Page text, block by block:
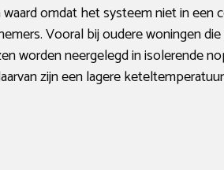
omdat het systeem niet in
Vooral bij oudere woningen
worden neergelegd in isolerende
zijn een lagere